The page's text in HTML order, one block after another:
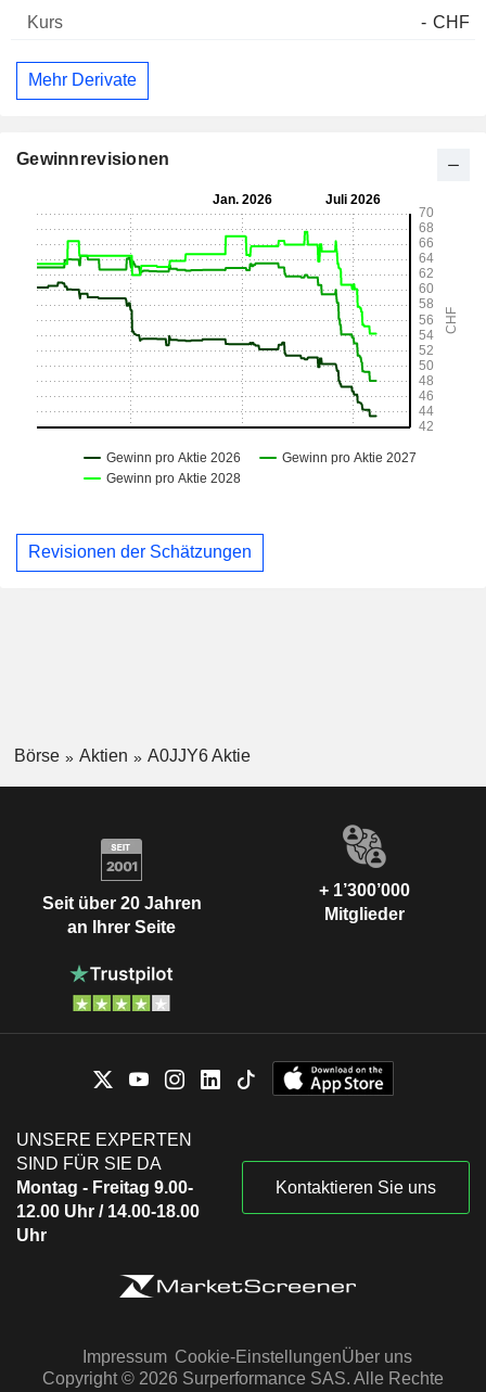
- CHF
Mehr Derivate
Gewinnrevisionen
Revisionen der Schätzungen
Börse Aktien A0JJY6 Aktie
Seit über 20 Jahren
an Ihrer Seite
+ 1’300’000
Mitglieder
UNSERE EXPERTEN
SIND FÜR SIE DA
Montag - Freitag 9.00-
12.00 Uhr / 14.00-18.00
Uhr
Kontaktieren Sie uns
Impressum Cookie-EinstellungenÜber uns
Copyright © 2026 Surperformance SAS. Alle Rechte